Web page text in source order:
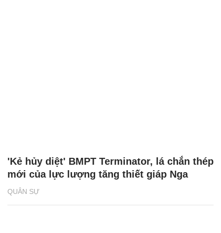
QUÂN SỰ
'Kẻ hủy diệt' BMPT Terminator, lá chắn thép
mới của lực lượng tăng thiết giáp Nga